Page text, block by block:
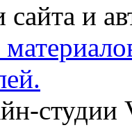
и
студии